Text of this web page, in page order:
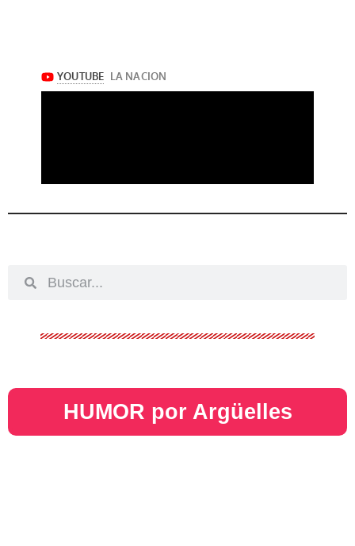
HUMOR por Argüelles​